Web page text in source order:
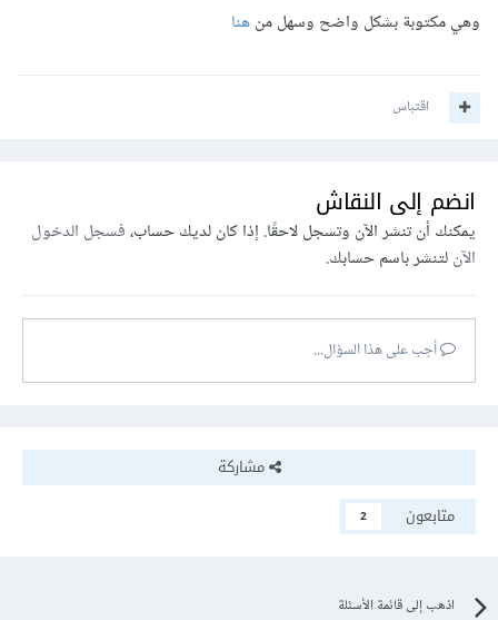
وهي مكتوبة بشكل واضح وسهل منهنا
اقتباس
انضم إلى النقاش
يمكنك أن تنشر الآن وتسجل لاحقًا. إذا كان لديك حساب،فسجل الدخول
الآنلتنشر باسم حسابك.
أجب على هذا السؤال...
مشاركة
متابعون
2
اذهب إلى قائمة الأسئلة